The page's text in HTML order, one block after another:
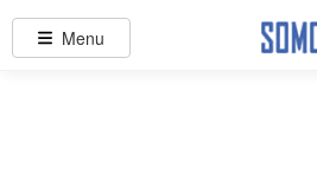
Menu